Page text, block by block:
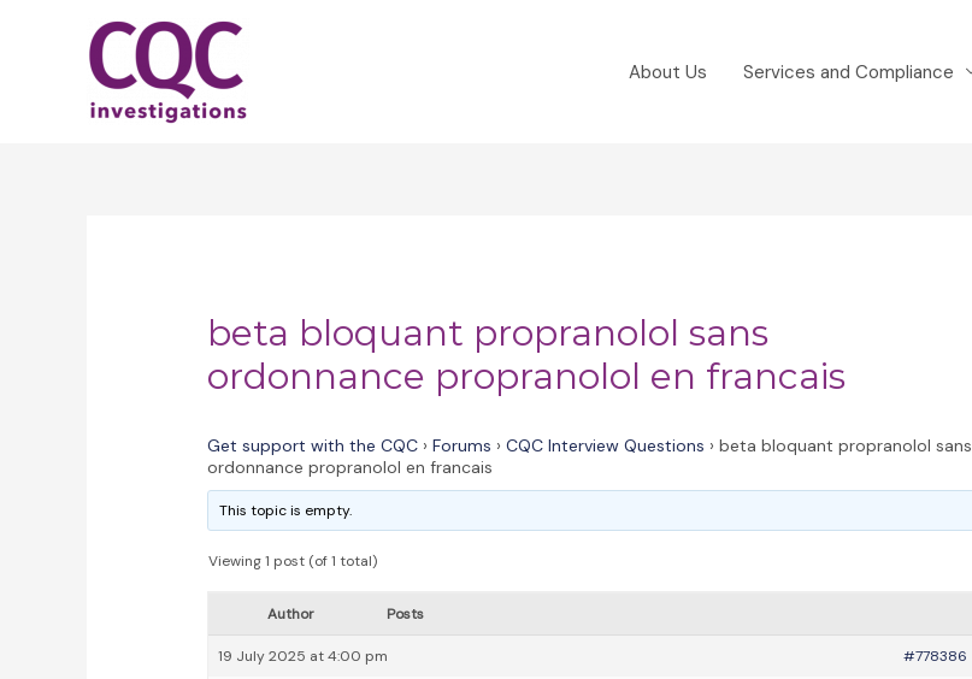
About Us Services and Compliance
beta bloquant propranolol sans
ordonnance propranolol en francais
Get support with the CQC › Forums › CQC Interview Questions › beta bloquant propranolol sans
ordonnance propranolol en francais
This topic is empty.
Viewing 1 post (of 1 total)
Author Posts
19 July 2025 at 4:00 pm #778386